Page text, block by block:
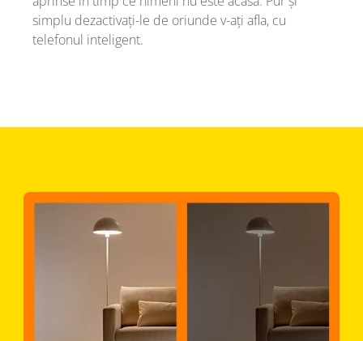
simplu dezactivați-le de oriunde v-ați afla, cu
telefonul inteligent.